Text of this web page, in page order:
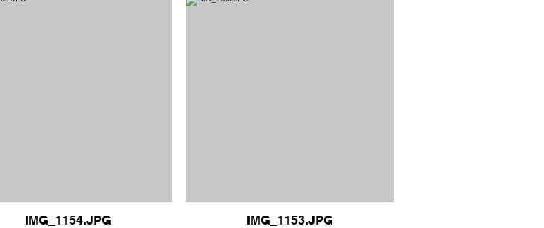
IMG_1154.JPG IMG_1153.JPG